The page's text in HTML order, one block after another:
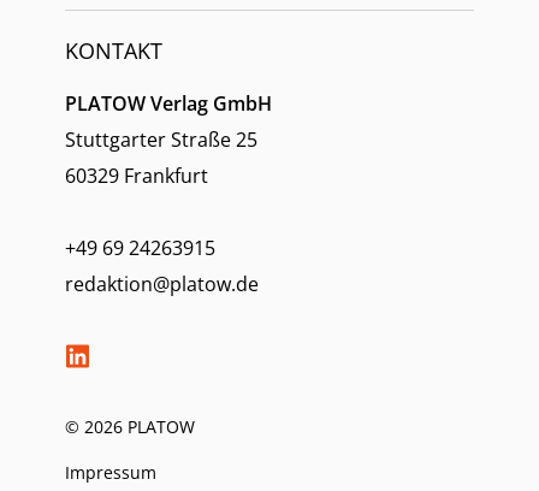
KONTAKT
PLATOW Verlag GmbH
Stuttgarter Straße 25
60329 Frankfurt
+49 69 24263915
redaktion@platow.de
© 2026 PLATOW
Impressum